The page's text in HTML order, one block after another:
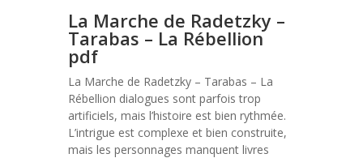
La Marche de Radetzky –
Tarabas – La Rébellion
pdf
La Marche de Radetzky – Tarabas – La
Rébellion dialogues sont parfois trop
artificiels, mais l’histoire est bien rythmée.
L’intrigue est complexe et bien construite,
mais les personnages manquent livres